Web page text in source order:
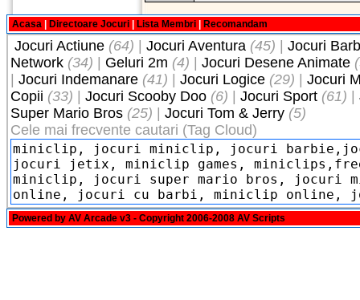
Acasa Directoare Jocuri Lista Membri Recomandam
Jocuri Actiune (64) Jocuri Aventura (45)
Jocuri
Network (34) Geluri 2m (4) Jocuri Desene Animate
Jocuri Indemanare (41) Jocuri Logice (29)
Jocuri
Copii (33) Jocuri Scooby Doo (6) Jocuri Sport (61)
Super Mario Bros (25) Jocuri Tom & Jerry (5)
Cele mai frecvente cautari (Tag Cloud)
Powered by AV Arcade v3 - Copyright 2006-2008 AV Scripts